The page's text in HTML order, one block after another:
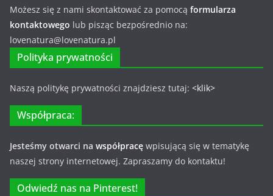
Możesz się z nami skontaktować za pomocą formularza
kontaktowego lub pisząc bezpośrednio na:
lovenatura@lovenatura.pl
Polityka prywatności
Naszą politykę prywatności znajdziesz tutaj: <klik>
Współpraca:
Jesteśmy otwarci na współpracę wpisującą się w tematykę
naszej strony internetowej. Zapraszamy do kontaktu!
Odwiedź nas na Pinterest!